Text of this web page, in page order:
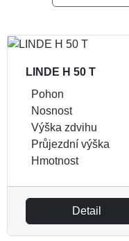
LINDE H 50 T
Pohon
Nosnost
Výška zdvihu
Průjezdní výška
Hmotnost
Detail